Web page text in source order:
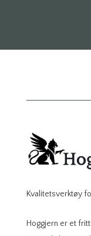
Kvalitetsverktøy
Hoggjern er et